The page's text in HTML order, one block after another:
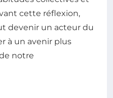
cette réflexion,
devenir un acteur du
à un avenir plus
notre